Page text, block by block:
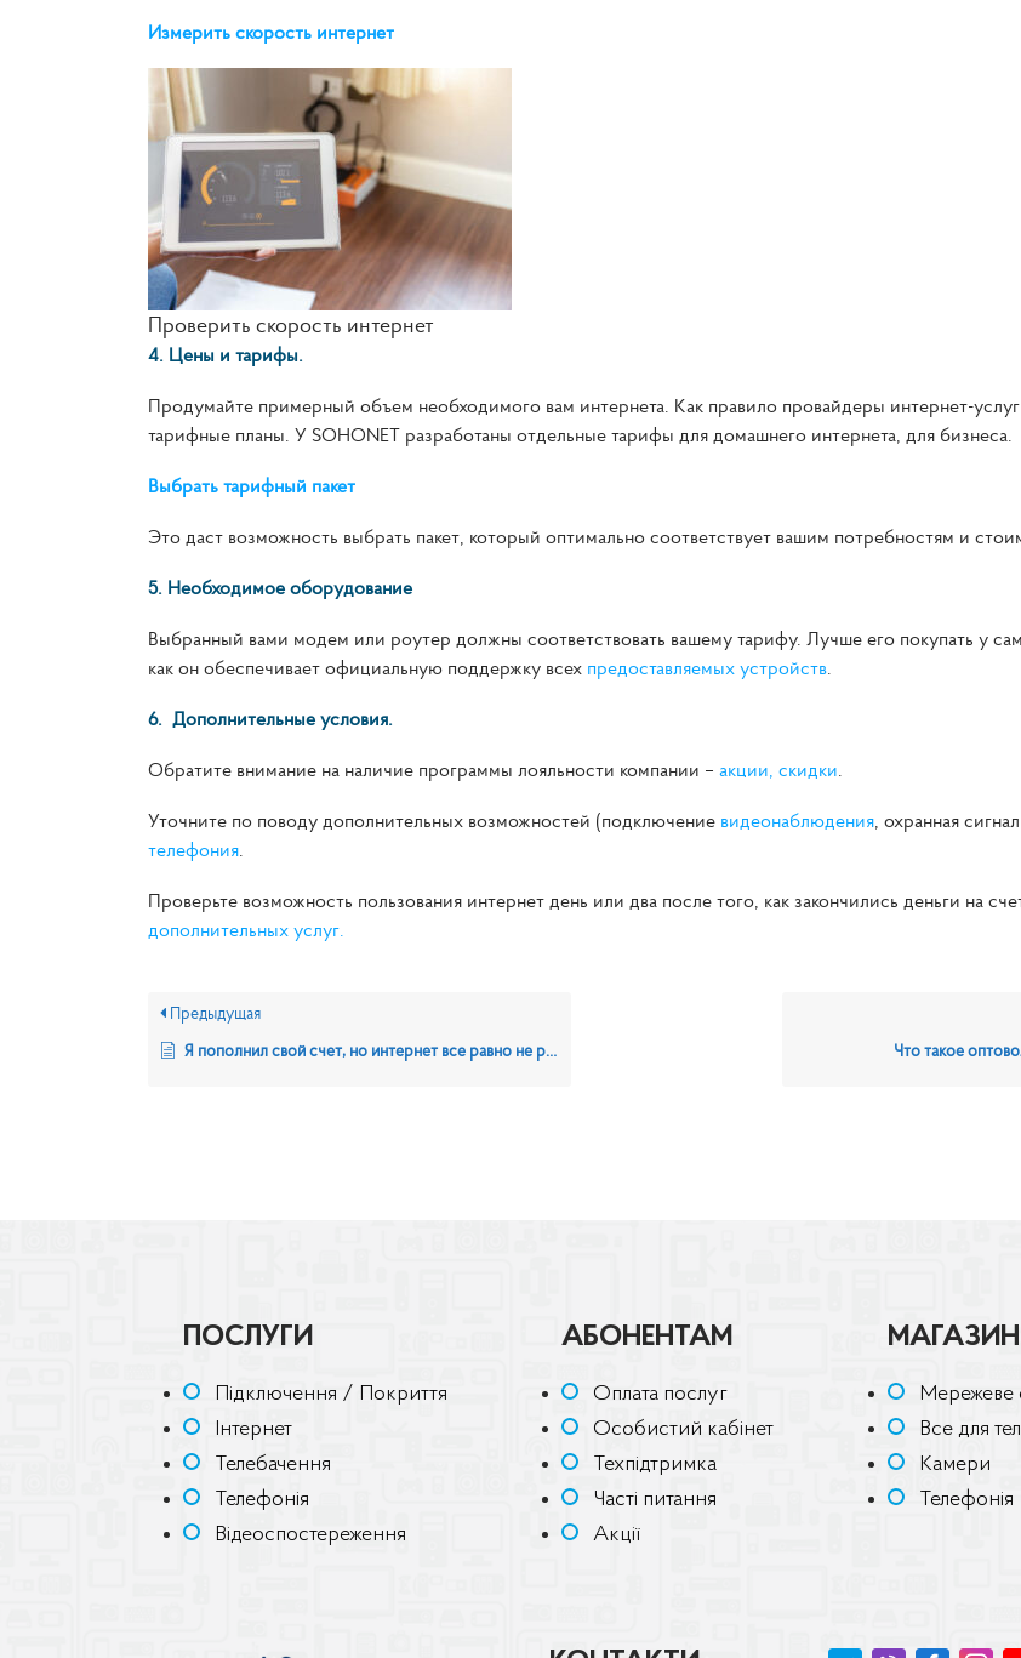
Измерить скорость интернет
Проверить скорость интернет
4. Цены и тарифы.
Продумайте примерный объем необходимого вам интернета. Как правило провайдеры интернет-
тарифные планы. У SOHONET разработаны отдельные тарифы для домашнего интернета, для бизнеса.
Выбрать тарифный пакет
Это даст возможность выбрать пакет, который оптимально соответствует вашим потребностям и
5. Необходимое оборудование
Выбранный вами модем или роутер должны соответствовать вашему тарифу. Лучше его покупать у
как он обеспечивает официальную поддержку всех предоставляемых устройств.
6. Дополнительные условия.
Обратите внимание на наличие программы лояльности компании – акции, скидки.
Уточните по поводу дополнительных возможностей (подключение видеонаблюдения, охранная
телефония.
Проверьте возможность пользования интернет день или два после того, как закончились деньги на
дополнительных услуг.
Предыдущая
Я пополнил свой счет, но интернет все равно не работает! Почему?
Что такое
ПОСЛУГИ
Підключення / Покриття
Інтернет
Телебачення
Телефонія
Відеоспостереження
АБОНЕНТАМ
Оплата послуг
Особистий кабінет
Техпідтримка
Часті питання
Акції
МАГАЗИН
Мережеве
Все для
Камери
Телефонія